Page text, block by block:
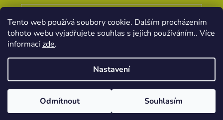
Tento web používá soubory cookie. Dalším procházením
tohoto webu vyjadřujete souhlas s jejich používáním.. Více
informacízde.
Nastavení
Odmítnout Souhlasím
Vložením e-mailu souhlasíte spodmínkami ochrany
osobních údajů
PŘIHLÁSIT SE
Vytvořil Shoptet
PekneWeby
práva vyhrazena.